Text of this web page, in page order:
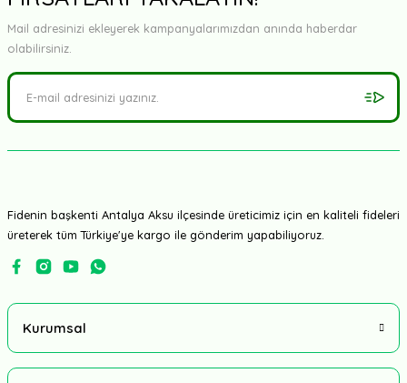
Mail adresinizi ekleyerek kampanyalarımızdan anında haberdar
olabilirsiniz.
Fidenin başkenti Antalya Aksu ilçesinde üreticimiz için en kaliteli fideleri
üreterek tüm Türkiye'ye kargo ile gönderim yapabiliyoruz.
Kurumsal